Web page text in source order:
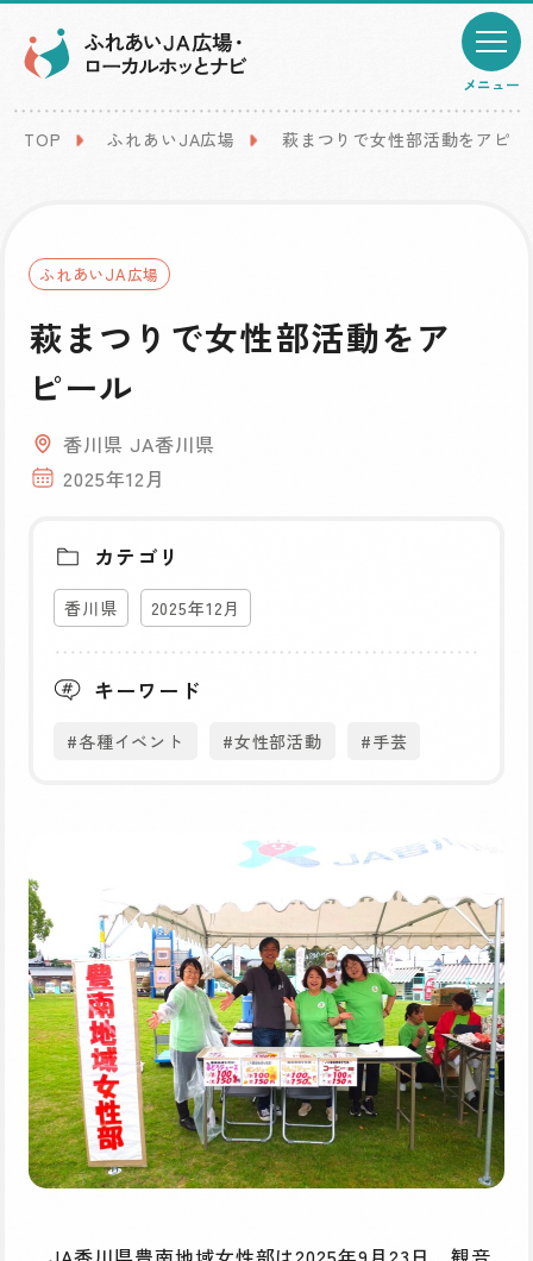
メニュー
TOP ふれあいJA広場 萩まつりで女性部活動をアピ
ふれあいJA広場
萩まつりで女性部活動をア
ピール
香川県 JA香川県
2025年12月
カテゴリ
香川県 2025年12月
キーワード
#各種イベント #女性部活動 #手芸